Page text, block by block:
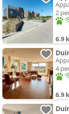
2
6.9
4
6.9